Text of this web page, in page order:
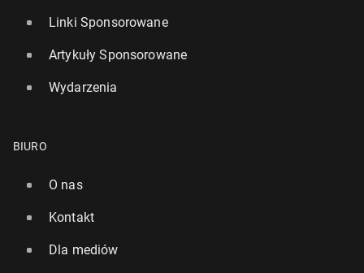
Linki Sponsorowane
Artykuły Sponsorowane
Wydarzenia
BIURO
O nas
Kontakt
Dla mediów